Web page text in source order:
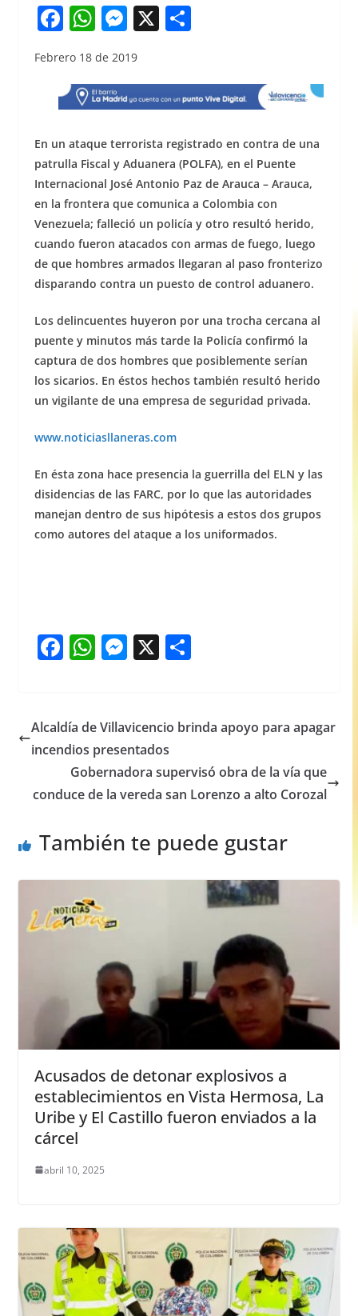
F
c
e
b
o
o
k
W
h
at
s
A
p
p
M
ss
e
n
g
er
X S
e
Febrero 18 de 2019
En un ataque terrorista registrado en contra de una
patrulla Fiscal y Aduanera (POLFA), en el Puente
Internacional José Antonio Paz de Arauca – Arauca,
en la frontera que comunica a Colombia con
Venezuela; falleció un policía y otro resultó herido,
cuando fueron atacados con armas de fuego, luego
de que hombres armados llegaran al paso fronterizo
disparando contra un puesto de control aduanero.
Los delincuentes huyeron por una trocha cercana al
puente y minutos más tarde la Policía confirmó la
captura de dos hombres que posiblemente serían
los sicarios. En éstos hechos también resultó herido
un vigilante de una empresa de seguridad privada.
www.noticiasllaneras.com
En ésta zona hace presencia la guerrilla del ELN y las
disidencias de las FARC, por lo que las autoridades
manejan dentro de sus hipótesis a estos dos grupos
como autores del ataque a los uniformados.
F
e
b
o
o
W
s
A
p
p
M
e
n
g
er
X S
e
Alcaldía de Villavicencio brinda apoyo para apagar
incendios presentados
Gobernadora supervisó obra de la vía que
conduce de la vereda san Lorenzo a alto Corozal
También te puede gustar
Acusados de detonar explosivos a
establecimientos en Vista Hermosa, La
Uribe y El Castillo fueron enviados a la
cárcel
abril 10, 2025